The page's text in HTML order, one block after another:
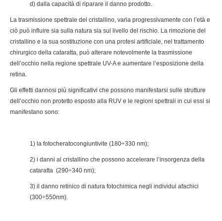
d) dalla capacità di riparare il danno prodotto.
La trasmissione spettrale del cristallino, varia progressivamente con l’età e
ciò può influire sia sulla natura sia sul livello del rischio. La rimozione del
cristallino e la sua sostituzione con una protesi artificiale, nel trattamento
chirurgico della cataratta, può alterare notevolmente la trasmissione
dell’occhio nella regione spettrale UV-A e aumentare l’esposizione della
retina.
Gli effetti dannosi più significativi che possono manifestarsi sulle strutture
dell’occhio non protetto esposto alla RUV e le regioni spettrali in cui essi si
manifestano sono:
1) la fotocheratocongiuntivite (180÷330 nm);
2) i danni al cristallino che possono accelerare l’insorgenza della
cataratta (290÷340 nm);
3) il danno retinico di natura fotochimica negli individui afachici
(300÷550nm).